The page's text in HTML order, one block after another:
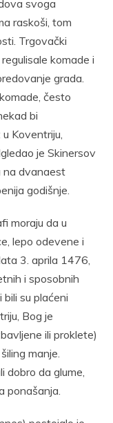
svoga
raskoši, tom
Trgovački
komade i
grada.
često
bi
Koventriju,
je Skinersov
na dvanaest
godišnje.
moraju da u
lepo odevene i
3. aprila 1476,
i sposobnih
bili su plaćeni
Bog je
ili proklete)
manje.
dobro da glume,
ponašanja.